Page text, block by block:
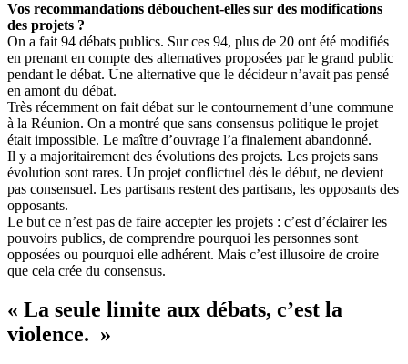
Vos recommandations débouchent-elles sur des modifications
des projets ?
On a fait 94 débats publics. Sur ces 94, plus de 20 ont été modifiés
en prenant en compte des alternatives proposées par le grand public
pendant le débat. Une alternative que le décideur n’avait pas pensé
en amont du débat.
Très récemment on fait débat sur le contournement d’une commune
à la Réunion. On a montré que sans consensus politique le projet
était impossible. Le maître d’ouvrage l’a finalement abandonné.
Il y a majoritairement des évolutions des projets. Les projets sans
évolution sont rares. Un projet conflictuel dès le début, ne devient
pas consensuel. Les partisans restent des partisans, les opposants des
opposants.
Le but ce n’est pas de faire accepter les projets : c’est d’éclairer les
pouvoirs publics, de comprendre pourquoi les personnes sont
opposées ou pourquoi elle adhérent. Mais c’est illusoire de croire
que cela crée du consensus.
« La seule limite aux débats, c’est la
violence. »